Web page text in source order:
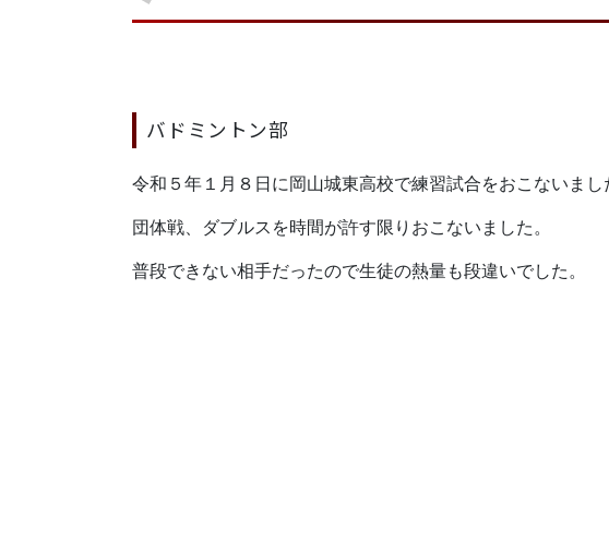
バドミントン部
令和５年１月８日に岡山城東高校で練習試合をおこないまし
団体戦、ダブルスを時間が許す限りおこないました。
普段できない相手だったので生徒の熱量も段違いでした。